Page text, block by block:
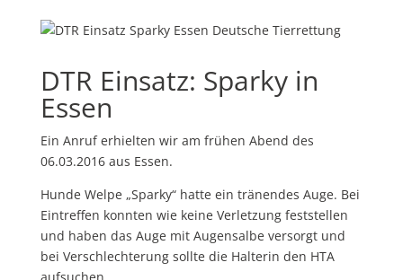
DTR Einsatz: Sparky in
Essen
Ein Anruf erhielten wir am frühen Abend des
06.03.2016 aus Essen.
Hunde Welpe „Sparky“ hatte ein tränendes Auge. Bei
Eintreffen konnten wie keine Verletzung feststellen
und haben das Auge mit Augensalbe versorgt und
bei Verschlechterung sollte die Halterin den HTA